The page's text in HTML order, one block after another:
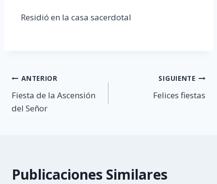
Residió en la casa sacerdotal
Navegación
de
ANTERIOR
Fiesta de la Ascensión
del Señor
SIGUIENTE
Felices fiestas
Publicaciones Similares